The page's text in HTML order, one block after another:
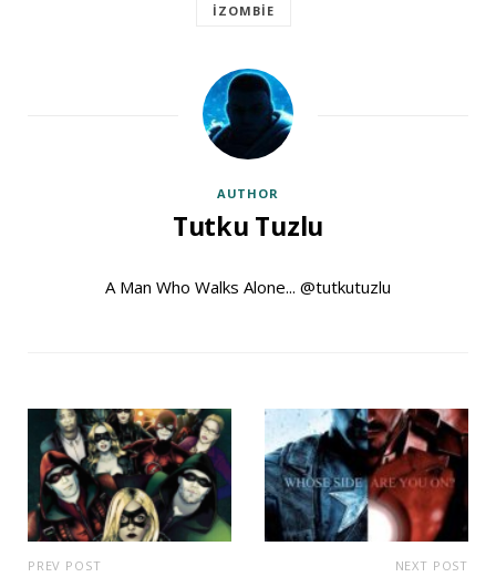
IZOMBIE
AUTHOR
Tutku Tuzlu
A Man Who Walks Alone... @tutkutuzlu
PREV POST NEXT POST